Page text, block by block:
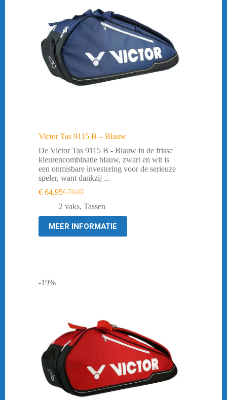
Victor Tas 9115 B – Blauw
De Victor Tas 9115 B - Blauw in de frisse
kleurencombinatie blauw, zwart en wit is
een onmisbare investering voor de serieuze
speler, want dankzij ...
€79,95
Oorspronkelijke
prijs
€ 79,95.
€ 64,95Huidige
prijs
€ 64,95.
2 vaks, Tassen
MEER INFORMATIE
-19%